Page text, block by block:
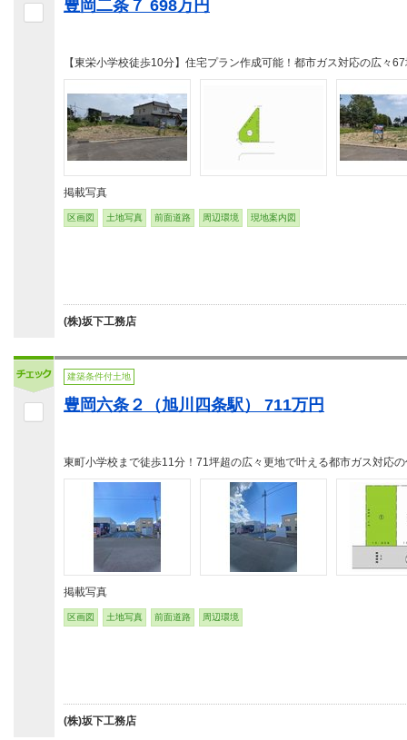
豊岡二条７ 698万円
【東栄小学校徒歩10分】住宅プラン作成可能！都市ガス対応の広々
掲載写真
区画図 土地写真 前面道路 周辺環境 現地案内図
(株)坂下工務店
建築条件付土地
豊岡六条２（旭川四条駅） 711万円
東町小学校まで徒歩11分！71坪超の広々更地で叶える都市ガス対応
掲載写真
区画図 土地写真 前面道路 周辺環境
(株)坂下工務店